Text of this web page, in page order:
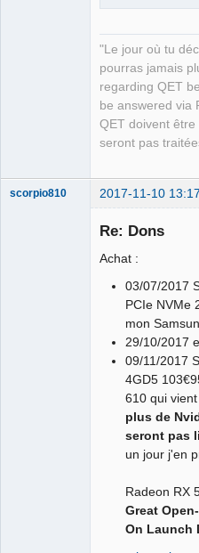
"Le jour où tu
pourras jamais
regarding QET
be answered via
QET doivent
seront pas
scorpio810 2017-11-10
Re: Dons
Achat :
03/07/2017
PCIe NVMe
mon
29/10/2017
09/11/2017
4GD5
610 qui
plus de
seront pas
un jour j'en
Radeon RX
Great
On Launch